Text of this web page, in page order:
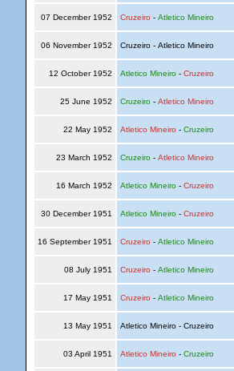
07 December 1952 Cruzeiro - Atletico Mineiro
06 November 1952 Cruzeiro - Atletico Mineiro
12 October 1952 Atletico Mineiro- Cruzeiro
25 June 1952 Cruzeiro- Atletico Mineiro
22 May 1952 Atletico Mineiro - Cruzeiro
23 March 1952 Cruzeiro- Atletico Mineiro
16 March 1952 Atletico Mineiro- Cruzeiro
30 December 1951 Atletico Mineiro- Cruzeiro
16 September 1951 Cruzeiro - Atletico Mineiro
08 July 1951 Cruzeiro - Atletico Mineiro
17 May 1951 Cruzeiro - Atletico Mineiro
13 May 1951 Atletico Mineiro - Cruzeiro
03 April 1951 Atletico Mineiro - Cruzeiro